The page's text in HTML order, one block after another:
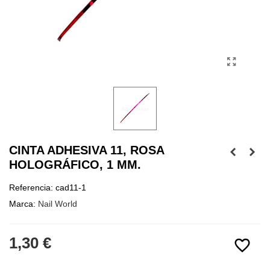
CINTA ADHESIVA 11, ROSA
HOLOGRÁFICO, 1 MM.
Referencia: cad11-1
Marca: Nail World
favorite_border
1,30 €